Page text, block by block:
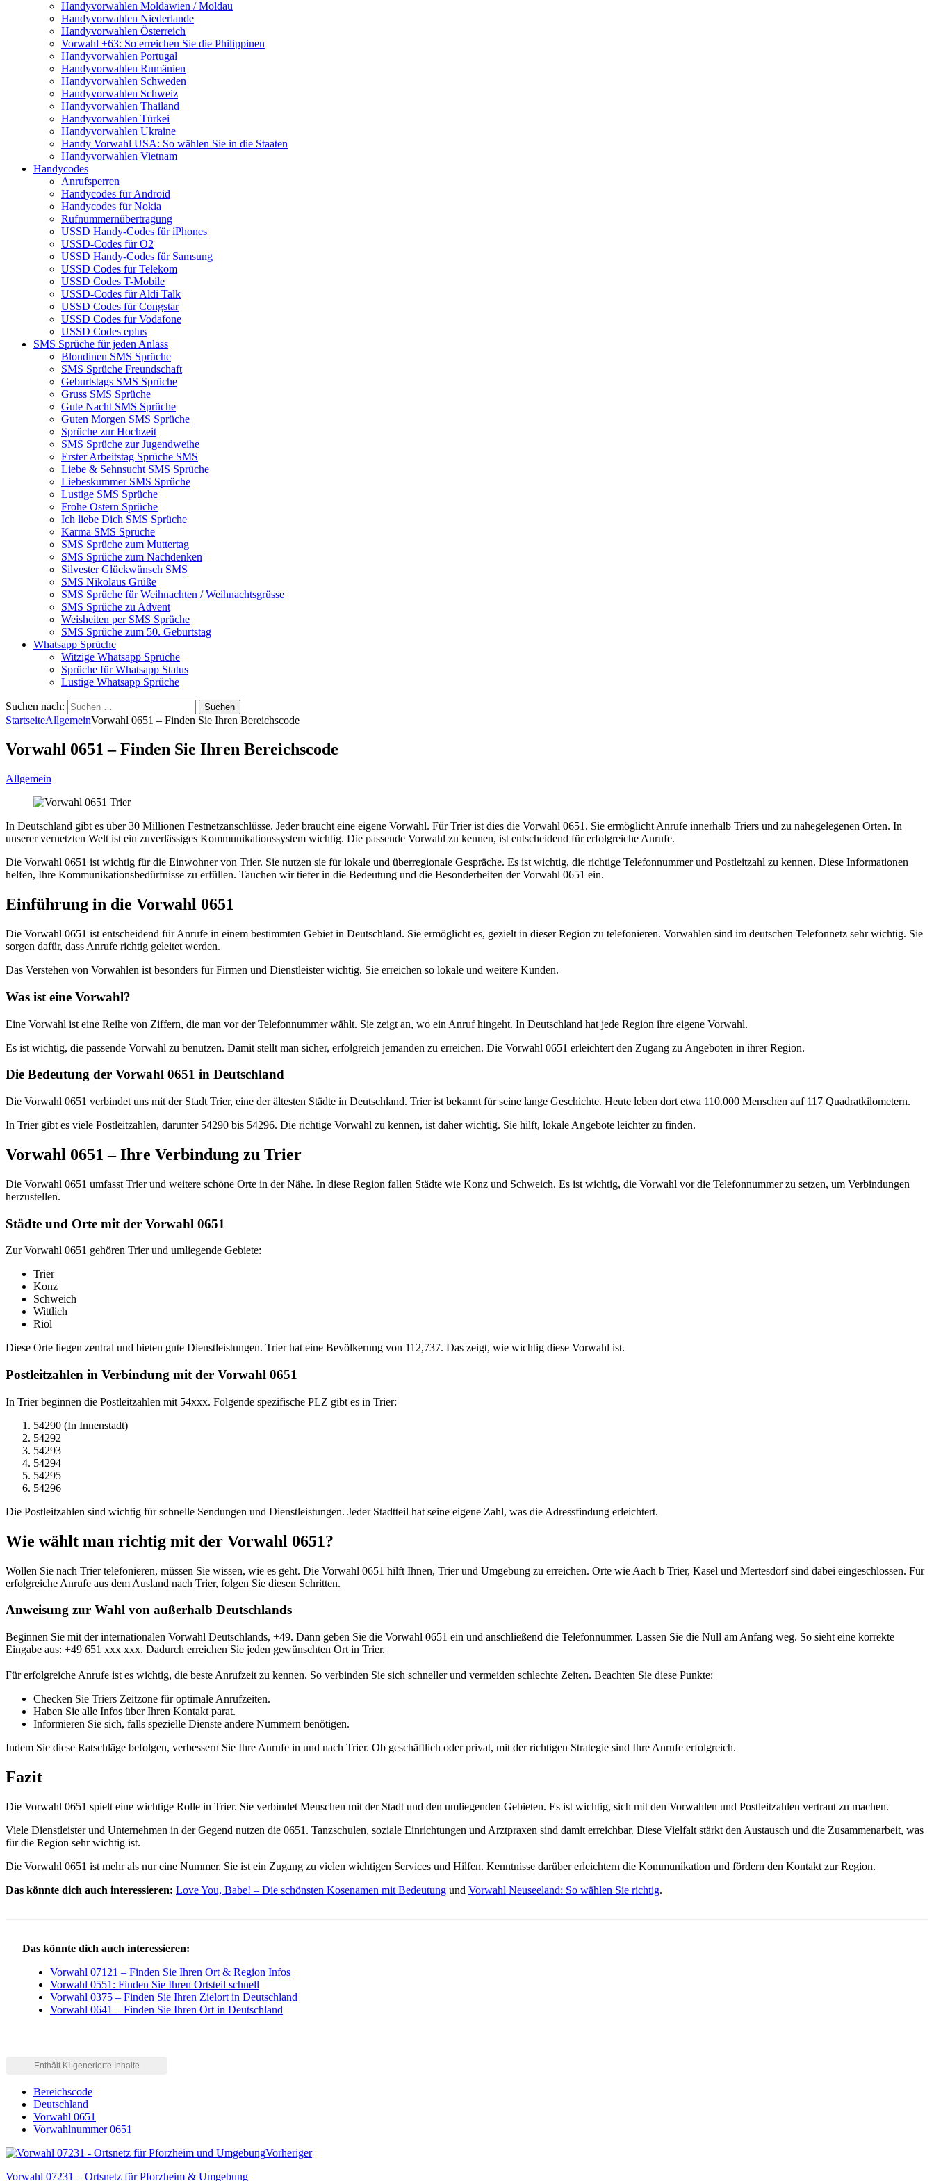
Handyvorwahlen Moldawien / Moldau
Handyvorwahlen Niederlande
Handyvorwahlen Österreich
Vorwahl +63: So erreichen Sie die Philippinen
Handyvorwahlen Portugal
Handyvorwahlen Rumänien
Handyvorwahlen Schweden
Handyvorwahlen Schweiz
Handyvorwahlen Thailand
Handyvorwahlen Türkei
Handyvorwahlen Ukraine
Handy Vorwahl USA: So wählen Sie in die Staaten
Handyvorwahlen Vietnam
Handycodes
Anrufsperren
Handycodes für Android
Handycodes für Nokia
Rufnummernübertragung
USSD Handy-Codes für iPhones
USSD-Codes für O2
USSD Handy-Codes für Samsung
USSD Codes für Telekom
USSD Codes T-Mobile
USSD-Codes für Aldi Talk
USSD Codes für Congstar
USSD Codes für Vodafone
USSD Codes eplus
SMS Sprüche für jeden Anlass
Blondinen SMS Sprüche
SMS Sprüche Freundschaft
Geburtstags SMS Sprüche
Gruss SMS Sprüche
Gute Nacht SMS Sprüche
Guten Morgen SMS Sprüche
Sprüche zur Hochzeit
SMS Sprüche zur Jugendweihe
Erster Arbeitstag Sprüche SMS
Liebe & Sehnsucht SMS Sprüche
Liebeskummer SMS Sprüche
Lustige SMS Sprüche
Frohe Ostern Sprüche
Ich liebe Dich SMS Sprüche
Karma SMS Sprüche
SMS Sprüche zum Muttertag
SMS Sprüche zum Nachdenken
Silvester Glückwünsch SMS
SMS Nikolaus Grüße
SMS Sprüche für Weihnachten / Weihnachtsgrüsse
SMS Sprüche zu Advent
Weisheiten per SMS Sprüche
SMS Sprüche zum 50. Geburtstag
Whatsapp Sprüche
Witzige Whatsapp Sprüche
Sprüche für Whatsapp Status
Lustige Whatsapp Sprüche
Suchen nach:
StartseiteAllgemeinVorwahl 0651 – Finden Sie Ihren Bereichscode
Vorwahl 0651 – Finden Sie Ihren Bereichscode
Allgemein
In Deutschland gibt es über 30 Millionen Festnetzanschlüsse. Jeder braucht eine eigene Vorwahl. Für Trier ist dies die Vorwahl 0651. Sie ermöglicht Anrufe innerhalb Triers und zu nahegelegenen Orten. In
unserer vernetzten Welt ist ein zuverlässiges Kommunikationssystem wichtig. Die passende Vorwahl zu kennen, ist entscheidend für erfolgreiche Anrufe.
Die Vorwahl 0651 ist wichtig für die Einwohner von Trier. Sie nutzen sie für lokale und überregionale Gespräche. Es ist wichtig, die richtige Telefonnummer und Postleitzahl zu kennen. Diese Informationen
helfen, Ihre Kommunikationsbedürfnisse zu erfüllen. Tauchen wir tiefer in die Bedeutung und die Besonderheiten der Vorwahl 0651 ein.
Einführung in die Vorwahl 0651
Die Vorwahl 0651 ist entscheidend für Anrufe in einem bestimmten Gebiet in Deutschland. Sie ermöglicht es, gezielt in dieser Region zu telefonieren. Vorwahlen sind im deutschen Telefonnetz sehr wichtig. Sie
sorgen dafür, dass Anrufe richtig geleitet werden.
Das Verstehen von Vorwahlen ist besonders für Firmen und Dienstleister wichtig. Sie erreichen so lokale und weitere Kunden.
Was ist eine Vorwahl?
Eine Vorwahl ist eine Reihe von Ziffern, die man vor der Telefonnummer wählt. Sie zeigt an, wo ein Anruf hingeht. In Deutschland hat jede Region ihre eigene Vorwahl.
Es ist wichtig, die passende Vorwahl zu benutzen. Damit stellt man sicher, erfolgreich jemanden zu erreichen. Die Vorwahl 0651 erleichtert den Zugang zu Angeboten in ihrer Region.
Die Bedeutung der Vorwahl 0651 in Deutschland
Die Vorwahl 0651 verbindet uns mit der Stadt Trier, eine der ältesten Städte in Deutschland. Trier ist bekannt für seine lange Geschichte. Heute leben dort etwa 110.000 Menschen auf 117 Quadratkilometern.
In Trier gibt es viele Postleitzahlen, darunter 54290 bis 54296. Die richtige Vorwahl zu kennen, ist daher wichtig. Sie hilft, lokale Angebote leichter zu finden.
Vorwahl 0651 – Ihre Verbindung zu Trier
Die Vorwahl 0651 umfasst Trier und weitere schöne Orte in der Nähe. In diese Region fallen Städte wie Konz und Schweich. Es ist wichtig, die Vorwahl vor die Telefonnummer zu setzen, um Verbindungen
herzustellen.
Städte und Orte mit der Vorwahl 0651
Zur Vorwahl 0651 gehören Trier und umliegende Gebiete:
Trier
Konz
Schweich
Wittlich
Riol
Diese Orte liegen zentral und bieten gute Dienstleistungen. Trier hat eine Bevölkerung von 112,737. Das zeigt, wie wichtig diese Vorwahl ist.
Postleitzahlen in Verbindung mit der Vorwahl 0651
In Trier beginnen die Postleitzahlen mit 54xxx. Folgende spezifische PLZ gibt es in Trier:
54290 (In Innenstadt)
54292
54293
54294
54295
54296
Die Postleitzahlen sind wichtig für schnelle Sendungen und Dienstleistungen. Jeder Stadtteil hat seine eigene Zahl, was die Adressfindung erleichtert.
Wie wählt man richtig mit der Vorwahl 0651?
Wollen Sie nach Trier telefonieren, müssen Sie wissen, wie es geht. Die Vorwahl 0651 hilft Ihnen, Trier und Umgebung zu erreichen. Orte wie Aach b Trier, Kasel und Mertesdorf sind dabei eingeschlossen. Für
erfolgreiche Anrufe aus dem Ausland nach Trier, folgen Sie diesen Schritten.
Anweisung zur Wahl von außerhalb Deutschlands
Beginnen Sie mit der internationalen Vorwahl Deutschlands, +49. Dann geben Sie die Vorwahl 0651 ein und anschließend die Telefonnummer. Lassen Sie die Null am Anfang weg. So sieht eine korrekte
Eingabe aus: +49 651 xxx xxx. Dadurch erreichen Sie jeden gewünschten Ort in Trier.
Für erfolgreiche Anrufe ist es wichtig, die beste Anrufzeit zu kennen. So verbinden Sie sich schneller und vermeiden schlechte Zeiten. Beachten Sie diese Punkte:
Checken Sie Triers Zeitzone für optimale Anrufzeiten.
Haben Sie alle Infos über Ihren Kontakt parat.
Informieren Sie sich, falls spezielle Dienste andere Nummern benötigen.
Indem Sie diese Ratschläge befolgen, verbessern Sie Ihre Anrufe in und nach Trier. Ob geschäftlich oder privat, mit der richtigen Strategie sind Ihre Anrufe erfolgreich.
Fazit
Die Vorwahl 0651 spielt eine wichtige Rolle in Trier. Sie verbindet Menschen mit der Stadt und den umliegenden Gebieten. Es ist wichtig, sich mit den Vorwahlen und Postleitzahlen vertraut zu machen.
Viele Dienstleister und Unternehmen in der Gegend nutzen die 0651. Tanzschulen, soziale Einrichtungen und Arztpraxen sind damit erreichbar. Diese Vielfalt stärkt den Austausch und die Zusammenarbeit, was
für die Region sehr wichtig ist.
Die Vorwahl 0651 ist mehr als nur eine Nummer. Sie ist ein Zugang zu vielen wichtigen Services und Hilfen. Kenntnisse darüber erleichtern die Kommunikation und fördern den Kontakt zur Region.
Das könnte dich auch interessieren: Love You, Babe! – Die schönsten Kosenamen mit Bedeutung und Vorwahl Neuseeland: So wählen Sie richtig.
Das könnte dich auch interessieren:
Vorwahl 07121 – Finden Sie Ihren Ort & Region Infos
Vorwahl 0551: Finden Sie Ihren Ortsteil schnell
Vorwahl 0375 – Finden Sie Ihren Zielort in Deutschland
Vorwahl 0641 – Finden Sie Ihren Ort in Deutschland
Bereichscode
Deutschland
Vorwahl 0651
Vorwahlnummer 0651
Vorheriger
Vorwahl 07231 – Ortsnetz für Pforzheim & Umgebung